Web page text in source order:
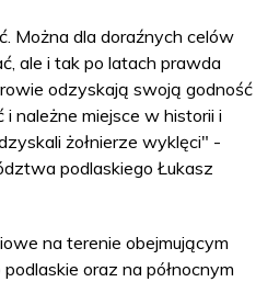
Można dla doraźnych celów
ale i tak po latach prawda
odzyskają swoją godność
należne miejsce w historii i
żołnierze wyklęci" -
podlaskiego Łukasz
na terenie obejmującym
oraz na północnym